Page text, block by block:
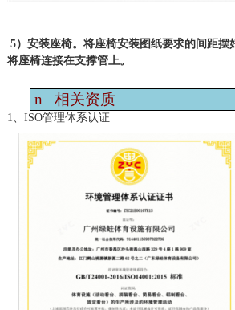
5）安装座椅。将座椅安装图纸要求的间距摆
将座椅连接在支撑管上。
n 相关资质
1、ISO管理体系认证